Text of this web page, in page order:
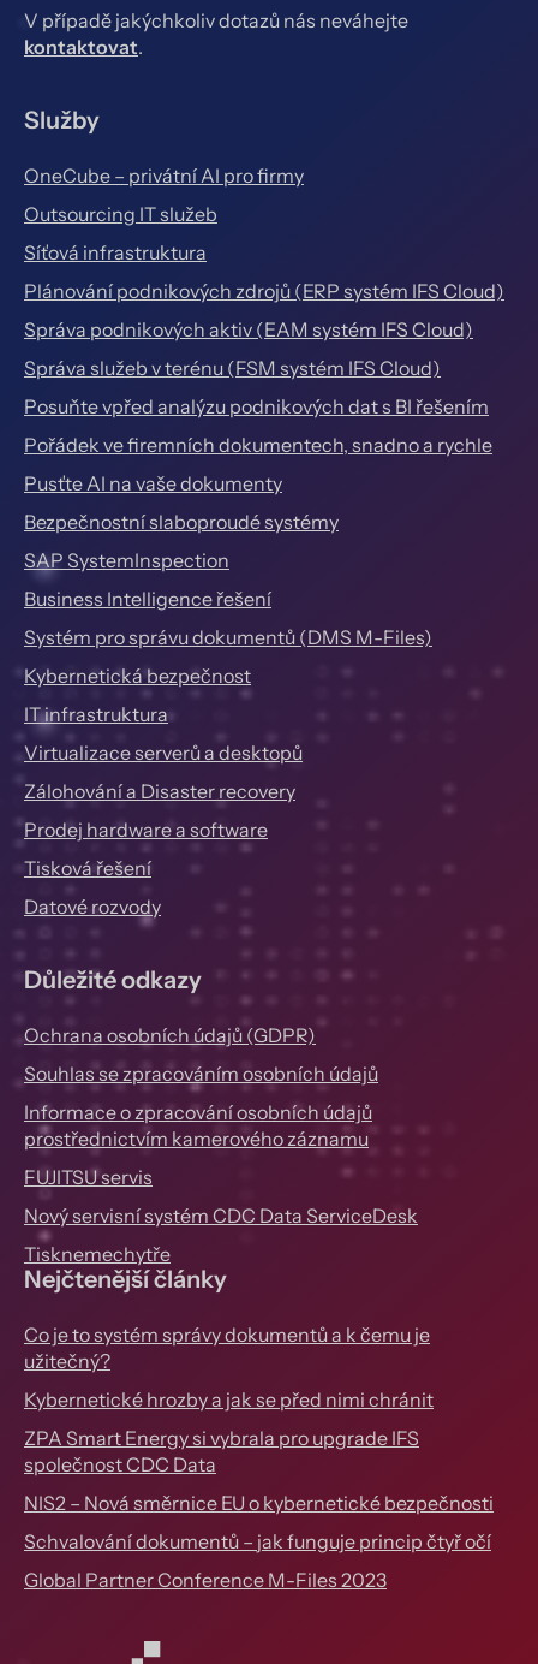
V případě jakýchkoliv dotazů nás neváhejte
kontaktovat.
Služby
OneCube – privátní AI pro firmy
Outsourcing IT služeb
Síťová infrastruktura
Plánování podnikových zdrojů (ERP systém IFS Cloud)
Správa podnikových aktiv (EAM systém IFS Cloud)
Správa služeb v terénu (FSM systém IFS Cloud)
Posuňte vpřed analýzu podnikových dat s BI řešením
Pořádek ve firemních dokumentech, snadno a rychle
Pusťte AI na vaše dokumenty
Bezpečnostní slaboproudé systémy
SAP SystemInspection
Business Intelligence řešení
Systém pro správu dokumentů (DMS M-Files)
Kybernetická bezpečnost
IT infrastruktura
Virtualizace serverů a desktopů
Zálohování a Disaster recovery
Prodej hardware a software
Tisková řešení
Datové rozvody
Důležité odkazy
Ochrana osobních údajů (GDPR)
Souhlas se zpracováním osobních údajů
Informace o zpracování osobních údajů
prostřednictvím kamerového záznamu
FUJITSU servis
Nový servisní systém CDC Data ServiceDesk
Tisknemechytře
Nejčtenější články
Co je to systém správy dokumentů a k čemu je
užitečný?
Kybernetické hrozby a jak se před nimi chránit
ZPA Smart Energy si vybrala pro upgrade IFS
společnost CDC Data
NIS2 – Nová směrnice EU o kybernetické bezpečnosti
Schvalování dokumentů – jak funguje princip čtyř očí
Global Partner Conference M-Files 2023